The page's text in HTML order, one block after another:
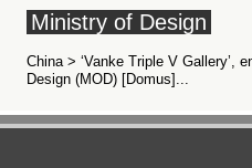
Ministry of Design
China > ‘Vanke Triple V Gallery’,
Design (MOD) [Domus]...